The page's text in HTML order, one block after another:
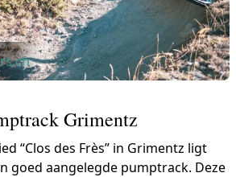
Grimentz
“Clos des Frès” in Grimentz ligt
goed aangelegde pumptrack. Deze